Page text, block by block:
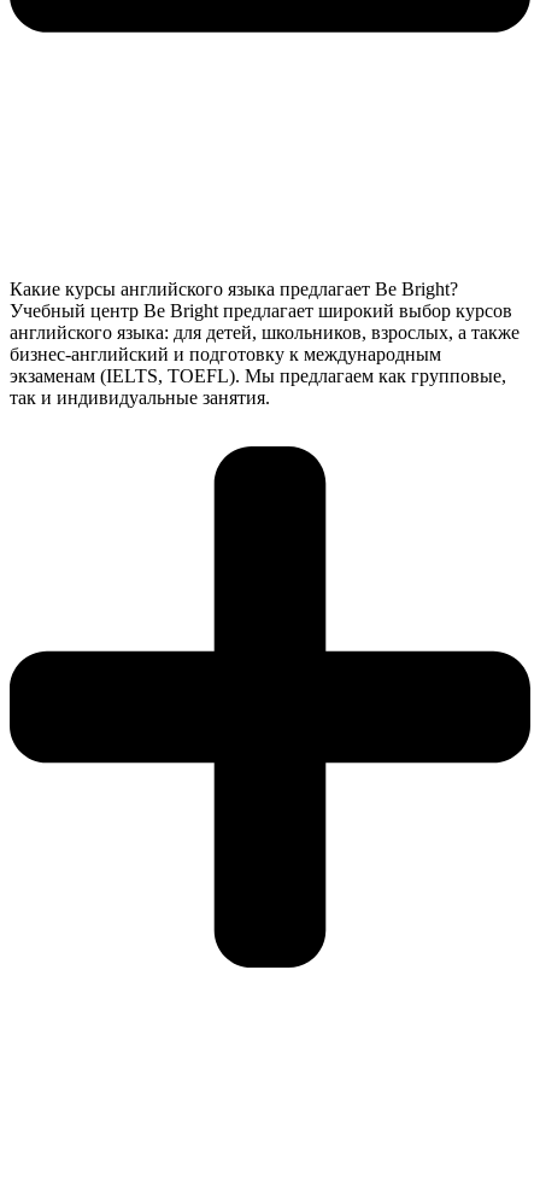
Какие курсы английского языка предлагает Be Bright?
Учебный центр Be Bright предлагает широкий выбор курсов
английского языка: для детей, школьников, взрослых, а также
бизнес-английский и подготовку к международным
экзаменам (IELTS, TOEFL). Мы предлагаем как групповые,
так и индивидуальные занятия.